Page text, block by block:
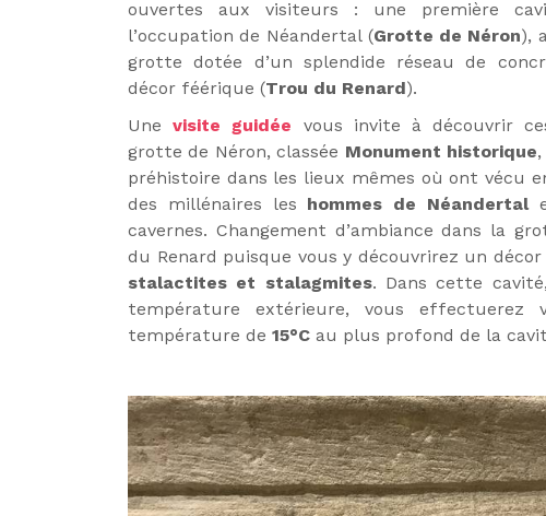
ouvertes aux visiteurs : une première
l’occupation de Néandertal (Grotte de Néron),
grotte dotée d’un splendide réseau de
décor féérique (Trou du Renard ).
Unevisite guidée
vous invite à découvrir
grotte de Néron, classée Monument historique
préhistoire dans les lieux mêmes où ont vécu
des millénaires les
hommes de Néandertal
cavernes. Changement d’ambiance dans la
du Renard puisque vous y découvrirez un
stalactites et stalagmites. Dans cette
température extérieure, vous effectuerez
température de 15°C au plus profond de la